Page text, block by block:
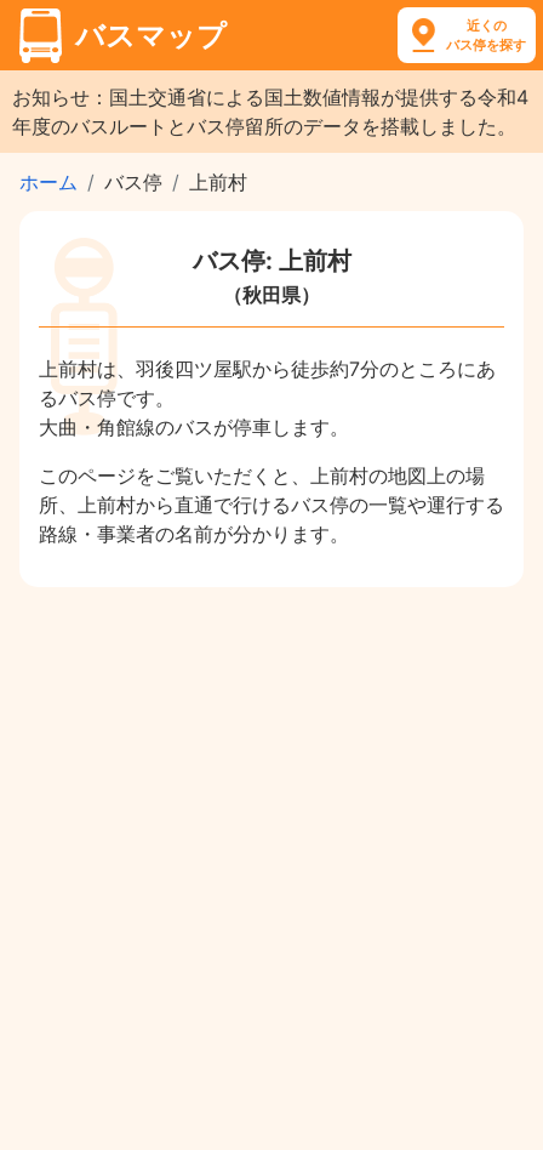
バスマップ
近くの
バス停を探す
お知らせ：国土交通省による国土数値情報が提供する令和4
年度のバスルートとバス停留所のデータを搭載しました。
ホーム バス停 上前村
バス停: 上前村
（秋田県）
上前村は、羽後四ツ屋駅から徒歩約7分のところにあ
るバス停です。
大曲・角館線のバスが停車します。
このページをご覧いただくと、上前村の地図上の場
所、上前村から直通で行けるバス停の一覧や運行する
路線・事業者の名前が分かります。